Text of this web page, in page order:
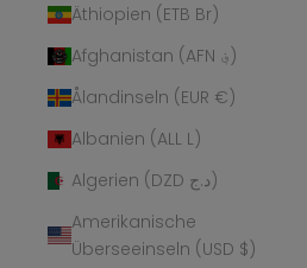
Äthiopien (ETB Br)
Afghanistan (AFN ؋)
Ålandinseln (EUR €)
Albanien (ALL L)
Algerien (DZD د.ج)
Amerikanische
Überseeinseln (USD $)